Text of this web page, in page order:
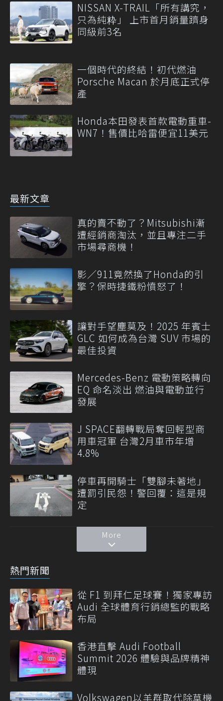
NISSAN X-TRAIL「所有講究，
只為純粋」 上市首月銷量躋身
同級前3名
一個時代的終結！初代燃油
Porsche Macan 於月底正式停
產
Honda本田發表首款電動重車-
WN7！售價比哈雷便宜11美元
最新文章
真的賣不動了？Mitsubishi漸
遭經銷商淘汰，並且專注二手
市場尋商機！
影／911竟然換了Honda的引
擎？保時捷鐵粉憤怒了！
讓對手望塵莫及！2025 年賓士
GLC 如何成為台灣 SUV 市場的
最佳投資
Mercedes-Benz 電動策略轉向
EQ 命名淡出 燃油與電動並行
發展
J SPACE翻轉戰局奪回輕型商
用車冠軍 台灣2月車市年增
4.8%
停車再開騎士「雙腳未著地」
遭罰引民怨！警回覆：這是規
定
More
熱門新聞
從 F1 到拜仁足球賽！獨家專訪
Audi 全球體育行銷總監的戰略
布局
香港直擊 Audi Football
Summit 2026 體驗與品牌精神
體現
Volkswagen以羊群取代除草機